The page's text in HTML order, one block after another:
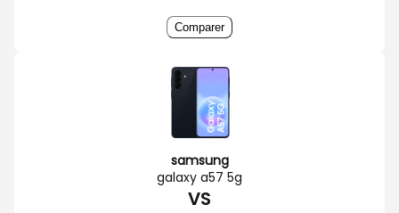
Comparer
samsung
galaxy a57 5g
VS